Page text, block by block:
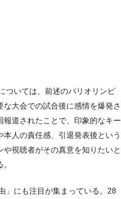
ついては、前述のパリオリンピ
な大会での試合後に感情を爆発さ
道されたことで、印象的なキー
人の責任感、引退発表後という
視聴者がその真意を知りたいと
」にも注目が集まっている。28